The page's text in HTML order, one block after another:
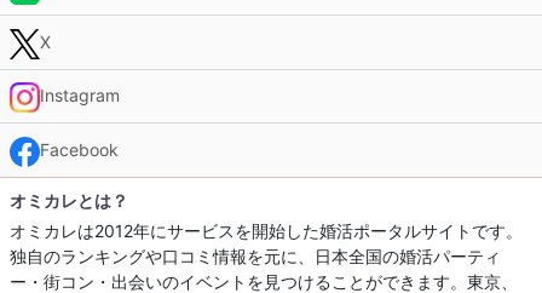
X
Instagram
Facebook
オミカレとは？
オミカレは2012年にサービスを開始した婚活ポータルサイトです。
独自のランキングや口コミ情報を元に、日本全国の婚活パーティ
ー・街コン・出会いのイベントを見つけることができます。東京、